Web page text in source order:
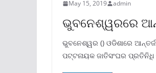
May 15, 2019 admin
ଭୁବନେଶ୍ୱରରେ
ଭୁବନେଶ୍ୱର () ଓଡିଶାରେ
ପଟ୍ଟନାୟକ ଜାତିସଂଘର